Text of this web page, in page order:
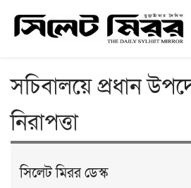
সচিবালয়ে প্রধান
নিরাপত্তা
সিলেট মিরর ডেস্ক